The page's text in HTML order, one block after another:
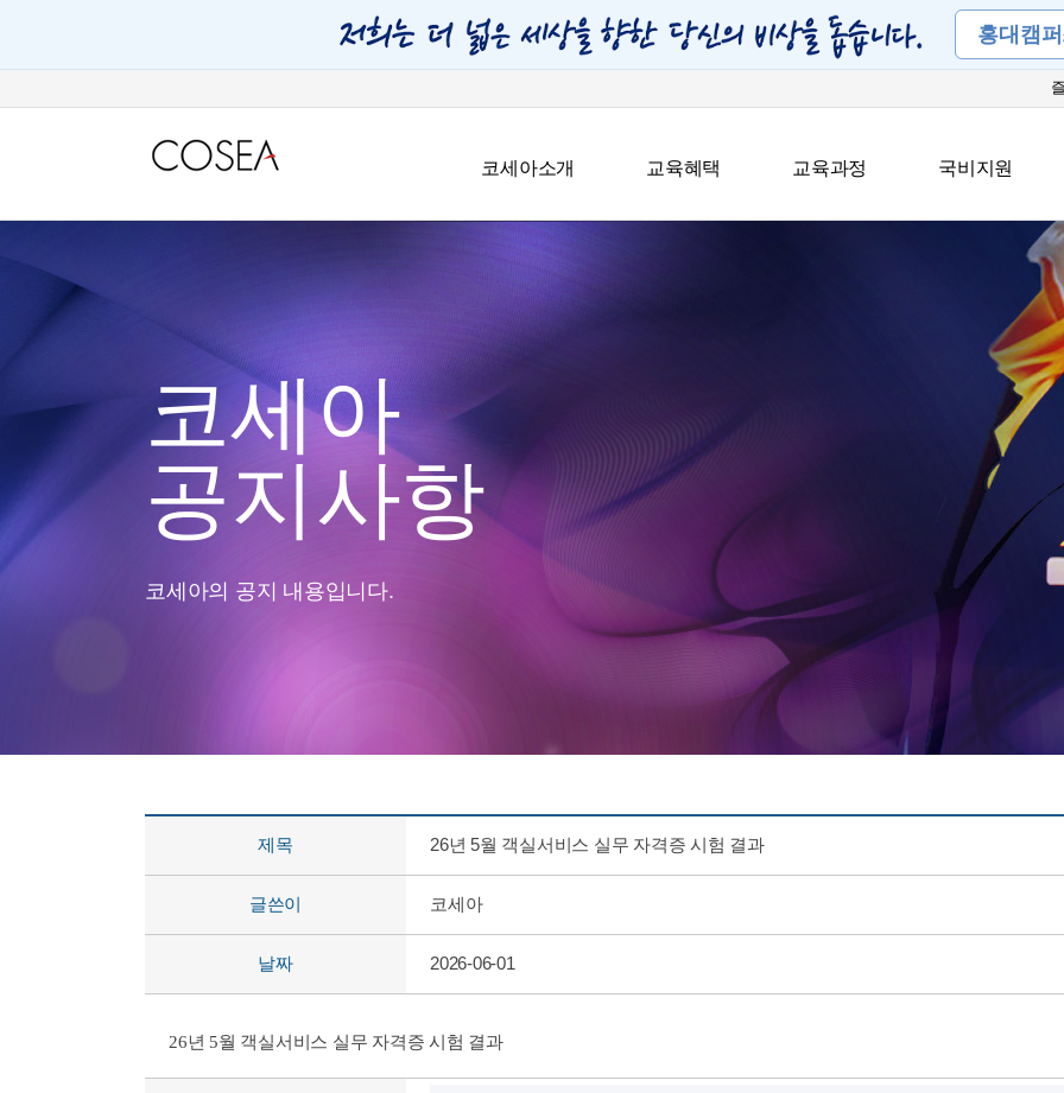
홍대캠
코세아소개 교육혜택 교육과정 국비지원
코세아
공지사항
코세아의 공지 내용입니다.
제목 26년 5월 객실서비스 실무 자격증 시험 결과
글쓴이 코세아
날짜 2026-06-01
26년 5월 객실서비스 실무 자격증 시험 결과